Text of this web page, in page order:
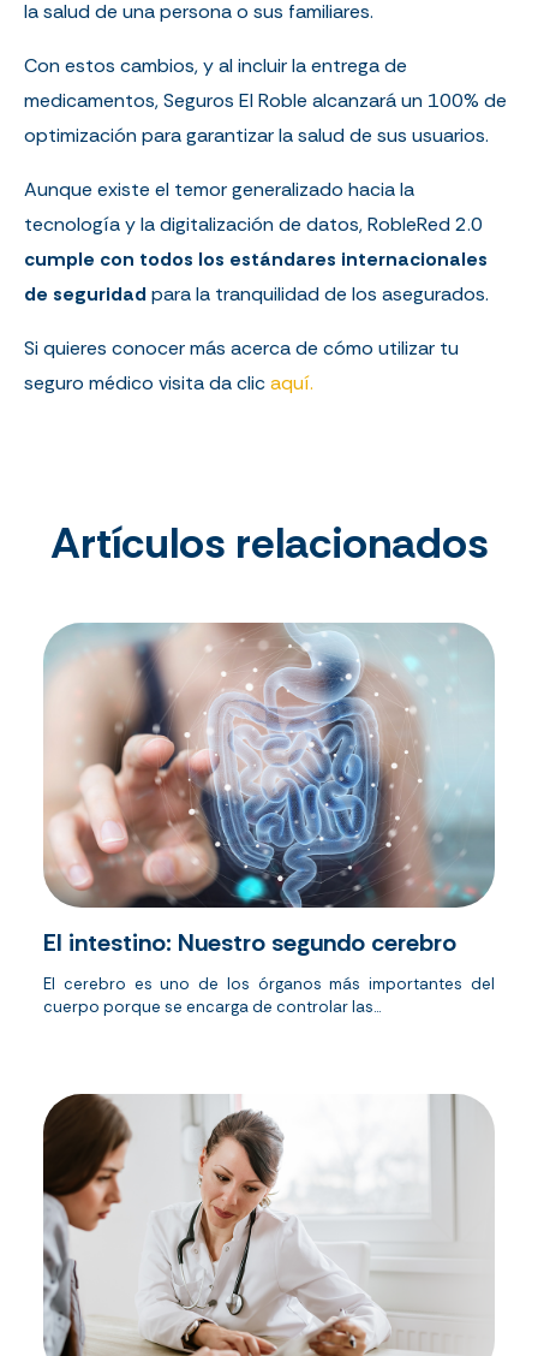
la salud de una persona o sus familiares.
Con estos cambios, y al incluir la entrega de
medicamentos, Seguros El Roble alcanzará un 100% de
optimización para garantizar la salud de sus usuarios.
Aunque existe el temor generalizado hacia la
tecnología y la digitalización de datos, RobleRed 2.0
cumple con todos los estándares internacionales
de seguridad para la tranquilidad de los asegurados.
Si quieres conocer más acerca de cómo utilizar tu
seguro médico visita da clicaquí.
Artículos relacionados
El intestino: Nuestro segundo cerebro
El cerebro es uno de los órganos más importantes del
cuerpo porque se encarga de controlar las...